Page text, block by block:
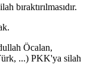
bıraktırılmasıdır.
Öcalan,
...) PKK'ya silah